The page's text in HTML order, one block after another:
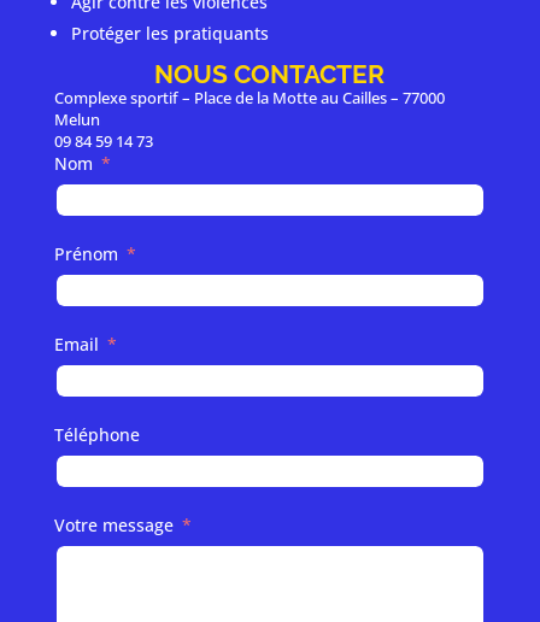
Protéger les pratiquants
NOUS CONTACTER
Complexe sportif – Place de la Motte au Cailles – 77000
Melun
09 84 59 14 73
Nom
Prénom
Email
Téléphone
Votre message